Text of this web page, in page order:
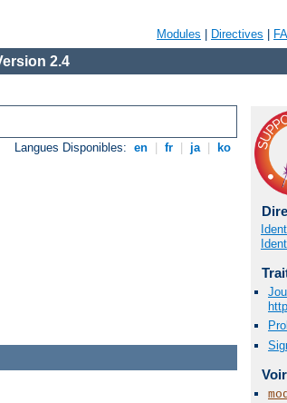
Modules Directives
2.4
Langues Disponibles: en fr ja ko